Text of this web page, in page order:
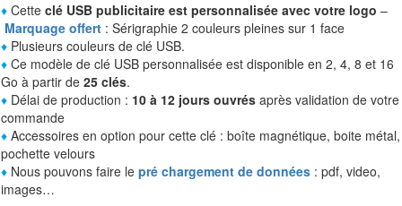
♦ Cette clé USB publicitaire est personnalisée avec votre logo –
Marquage offert : Sérigraphie 2 couleurs pleines sur 1 face
♦ Plusieurs couleurs de clé USB.
♦ Ce modèle de clé USB personnalisée est disponible en 2, 4, 8 et 16
Go à partir de 25 clés.
♦ Délai de production : 10 à 12 jours ouvrés après validation de votre
commande
♦ Accessoires en option pour cette clé : boîte magnétique, boite métal,
pochette velours
♦ Nous pouvons faire le pré chargement de données : pdf, video,
images…